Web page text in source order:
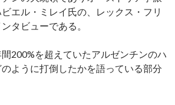
エル・ミレイ氏の、レックス・フリ
タビューである。
200%を超えていたアルゼンチンのハ
ように打倒したかを語っている部分